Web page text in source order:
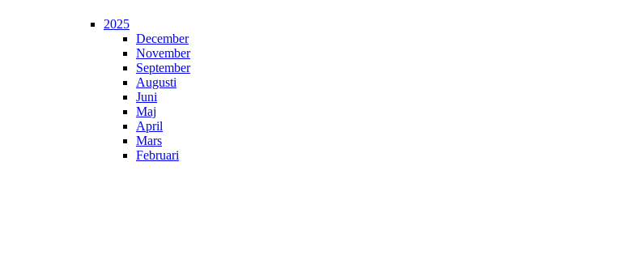
2025
December
November
September
Augusti
Juni
Maj
April
Mars
Februari